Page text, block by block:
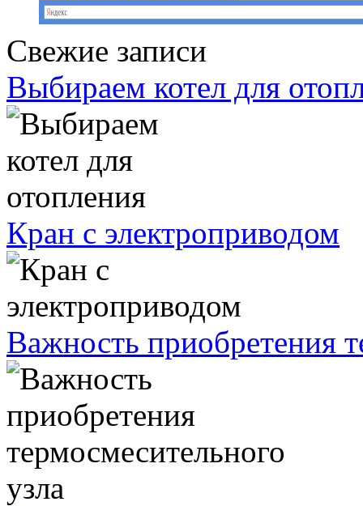
Свежие записи
Выбираем котел для
Кран с электроприводом
Важность приобретения